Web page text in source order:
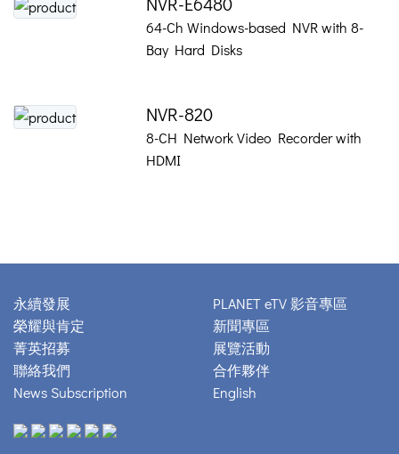
64-Ch Windows-based NVR with 8-
Bay Hard Disks
NVR-820
8-CH Network Video Recorder with
HDMI
永續發展
榮耀與肯定
菁英招募
聯絡我們
News Subscription
PLANET eTV 影音專區
新聞專區
展覽活動
合作夥伴
English